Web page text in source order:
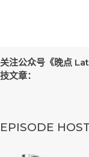
关注公众号《晚点
技文章：
EPISODE